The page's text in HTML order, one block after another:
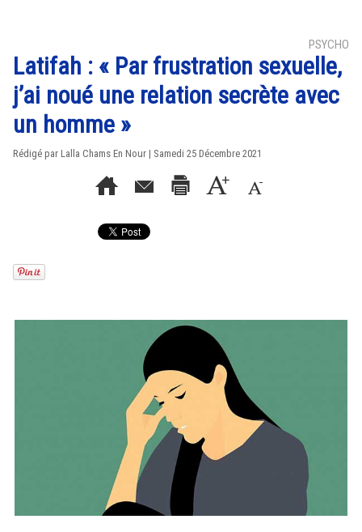
PSYCHO
Latifah : « Par frustration sexuelle,
j’ai noué une relation secrète avec
un homme »
Rédigé par Lalla Chams En Nour | Samedi 25 Décembre 2021